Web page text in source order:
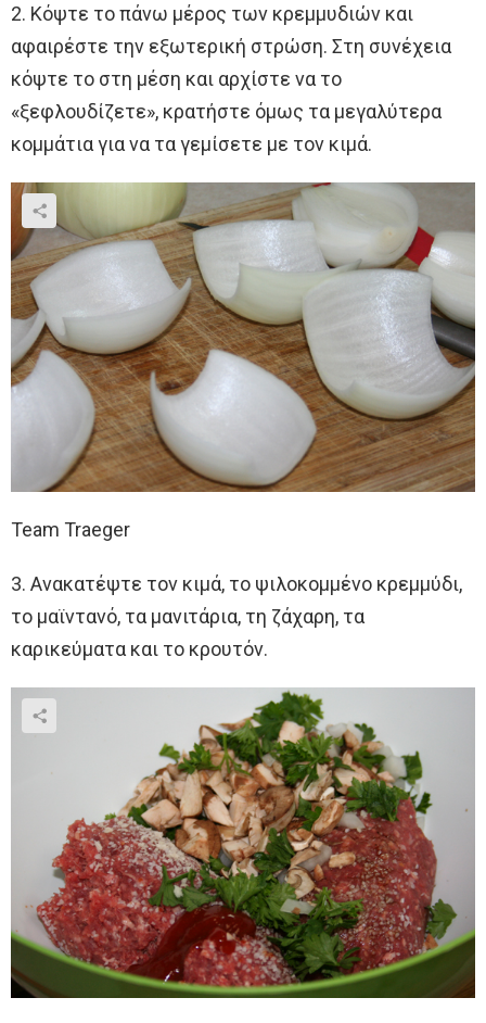
2. Κόψτε το πάνω μέρος των κρεμμυδιών και
αφαιρέστε την εξωτερική στρώση. Στη συνέχεια
κόψτε το στη μέση και αρχίστε να το
«ξεφλουδίζετε», κρατήστε όμως τα μεγαλύτερα
κομμάτια για να τα γεμίσετε με τον κιμά.
Team Traeger
3. Ανακατέψτε τον κιμά, το ψιλοκομμένο κρεμμύδι,
το μαϊντανό, τα μανιτάρια, τη ζάχαρη, τα
καρικεύματα και το κρουτόν.